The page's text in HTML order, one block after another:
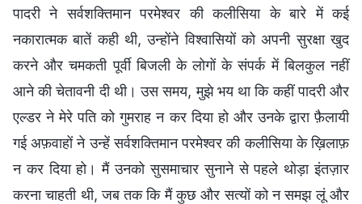
पादरी ने सर्वशक्तिमान परमेश्वर की कलीसिया के बारे में कई
नकारात्मक बातें कही थी, उन्होंने विश्वासियों को अपनी सुरक्षा खुद
करने और चमकती पूर्वी बिजली के लोगों के संपर्क में बिलकुल नहीं
आने की चेतावनी दी थी। उस समय, मुझे भय था कि कहीं पादरी और
एल्डर ने मेरे पति को गुमराह न कर दिया हो और उनके द्वारा फ़ैलायी
गई अफ़वाहों ने उन्हें सर्वशक्तिमान परमेश्वर की कलीसिया के ख़िलाफ़
न कर दिया हो। मैं उनको सुसमाचार सुनाने से पहले थोड़ा इंतज़ार
करना चाहती थी, जब तक कि मैं कुछ और सत्यों को न समझ लूं और